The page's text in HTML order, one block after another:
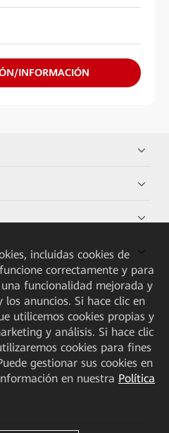
INFORMACIÓN
incluidas cookies de
correctamente y para
funcionalidad mejorada y
anuncios. Si hace clic en
utilicemos cookies propias y
y análisis. Si hace clic
cookies para fines
gestionar sus cookies en
en nuestra Política